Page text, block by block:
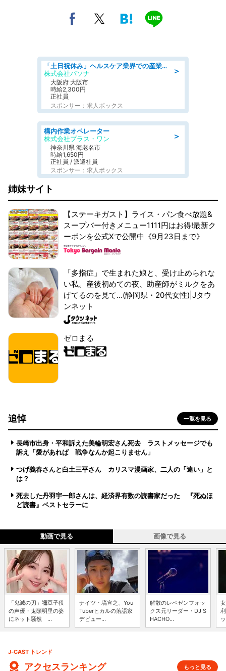
＞
「土日祝休み」ヘルスケア業界での産業保健師業務/看護師/高時給/要資格:正看護師
株式会社パソナ
大阪府 大阪市
時給2,300円
正社員
スポンサー：求人ボックス
＞
構内作業オペレーター
株式会社プラス・ワン
神奈川県 海老名市
時給1,650円
正社員 / 派遣社員
スポンサー：求人ボックス
姉妹サイト
【ステーキガスト】ライス・パン食べ放題&
スープバー付きメニュー1111円はお得!最新ク
ーポンを公式Xで公開中《9月23日まで》
「多指症」で生まれた娘と、受け止められな
い私。産後初めての夜、助産師がミルクをあ
げてるのを見て...(静岡県・20代女性)|Jタウ
ンネット
ゼロまる
追悼 一覧を見る
長崎市出身・平和訴えた美輪明宏さん死去 ラストメッセージでも
訴え「愛があれば 戦争なんか起こりません」
つげ義春さんと白土三平さん カリスマ漫画家、二人の「違い」と
は？
死去した丹羽宇一郎さんは、経済界有数の読書家だった 『死ぬほ
ど読書』ベストセラーに
動画で見る 画像で見る
「鬼滅の刃」禰豆子役
の声優・鬼頭明里の姿
にネット騒然 ...
ナイツ・塙宣之、You
Tuberヒカルの落語家
デビュー...
解散のレペゼンフォッ
クス元リーダー・DJ S
HACHO...
J-CAST トレンド
アクセスランキング もっと見る